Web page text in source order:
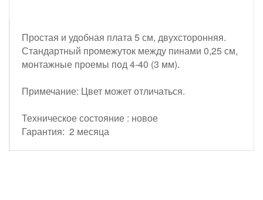
Простая и удобная плата 5 см, двухсторонняя.
Стандартный промежуток между пинами 0,25 см,
монтажные проемы под 4-40 (3 мм).
Примечание: Цвет может отличаться.
Техническое состояние : новое
Гарантия: 2 месяца